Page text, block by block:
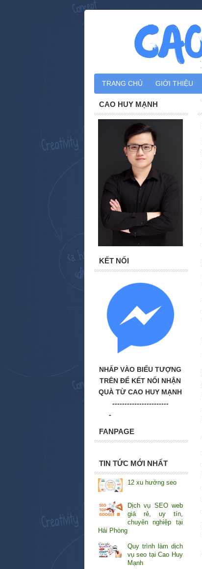
CAO HUY MẠNH
KẾT NỐI
NHẤP VÀO BIỂU TƯỢNG
TRÊN ĐỂ KẾT NỐI NHẬN
QUÀ TỪ CAO HUY MẠNH
-----------------------
-
FANPAGE
TIN TỨC MỚI NHẤT
12 xu hướng seo
Dịch vụ SEO web
giá rẻ, uy tín,
chuyên nghiệp tại
Hải Phòng
Quy trình làm dịch
vụ seo tại Cao Huy
Mạnh
TRANG CHỦ GIỚI THIỆU